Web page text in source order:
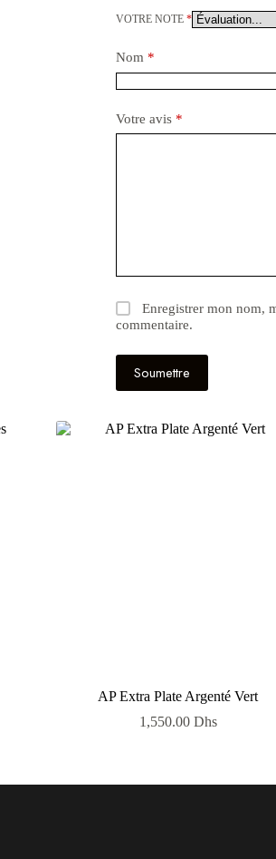
VOTRE NOTE *
Nom *
Votre avis *
Enregistrer mon nom,
commentaire.
Soumettre
AP Extra Plate Argenté Vert
1,550.00 Dhs